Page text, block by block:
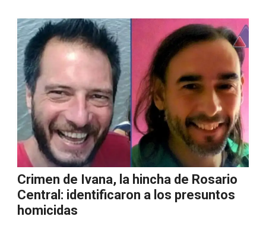
Crimen de Ivana, la hincha de Rosario
Central: identificaron a los presuntos
homicidas